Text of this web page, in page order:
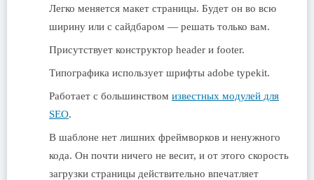
Легко меняется макет страницы. Будет он во всю
ширину или с сайдбаром — решать только вам.
Присутствует конструктор header и footer.
Типографика использует шрифты adobe typekit.
Работает с большинством известных модулей для
SEO.
В шаблоне нет лишних фреймворков и ненужного
кода. Он почти ничего не весит, и от этого скорость
загрузки страницы действительно впечатляет